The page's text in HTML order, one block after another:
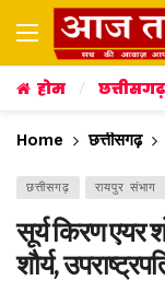
होम छत्तीसगढ़
Home छत्तीसगढ़
छत्तीसगढ़ रायपुर संभाग
सूर्य किरण एयर
शौर्य,